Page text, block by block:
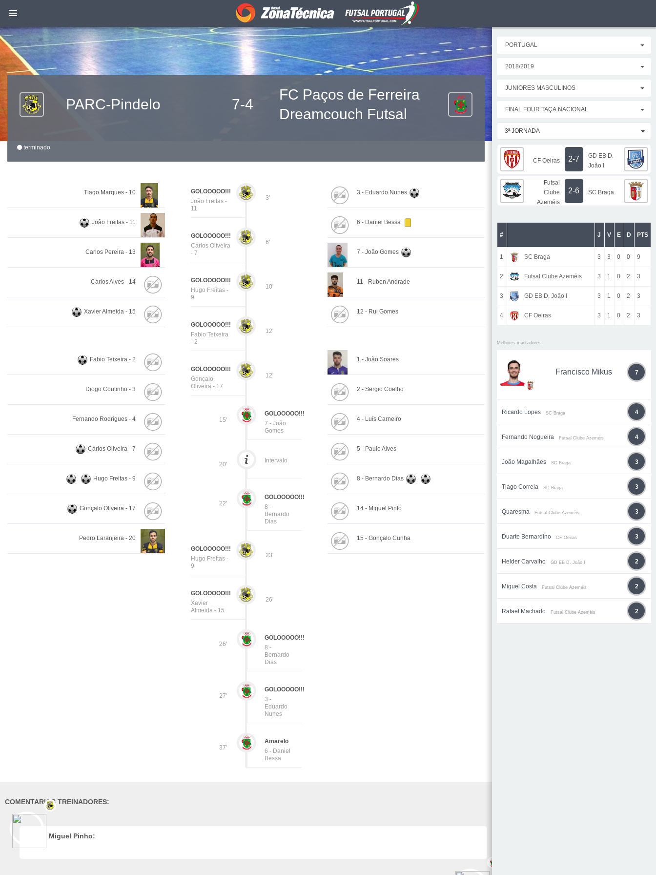
PARC-Pindelo 7-4
FC Paços de Ferreira
Dreamcouch Futsal
terminado
Tiago Marques - 10
João Freitas - 11
Carlos Pereira - 13
Carlos Alves - 14
Xavier Almeida - 15
3'
GOLOOOOO!!!
João Freitas -
11
6'
GOLOOOOO!!!
Carlos Oliveira
- 7
10'
GOLOOOOO!!!
Hugo Freitas -
9
12'
GOLOOOOO!!!
Fabio Teixeira
- 2
12'
GOLOOOOO!!!
Gonçalo
Oliveira - 17
15'
GOLOOOOO!!!
7 - João
Gomes
20'
Intervalo
22'
GOLOOOOO!!!
8 -
Bernardo
Dias
23'
GOLOOOOO!!!
Hugo Freitas -
9
26'
GOLOOOOO!!!
Xavier
Almeida - 15
26'
GOLOOOOO!!!
8 -
Bernardo
Dias
27'
GOLOOOOO!!!
3 -
Eduardo
Nunes
37'
Amarelo
6 - Daniel
Bessa
3 - Eduardo Nunes
6 - Daniel Bessa
7 - João Gomes
11 - Ruben Andrade
12 - Rui Gomes
Fabio Teixeira - 2
Diogo Coutinho - 3
Fernando Rodrigues - 4
Carlos Oliveira - 7
Hugo Freitas - 9
Gonçalo Oliveira - 17
Pedro Laranjeira - 20
1 - João Soares
2 - Sergio Coelho
4 - Luís Carneiro
5 - Paulo Alves
8 - Bernardo Dias
14 - Miguel Pinto
15 - Gonçalo Cunha
COMENTARIOS TREINADORES:
Miguel Pinho:
PORTUGAL
2018/2019
JUNIORES MASCULINOS
FINAL FOUR TAÇA NACIONAL
3ª JORNADA
CF Oeiras 2-7
GD EB D.
João I
Futsal
Clube
Azeméis
2-6 SC Braga
# J V E D PTS
1 SC Braga 3 3 0 0 9
2 Futsal Clube Azeméis 3 1 0 2 3
3 GD EB D. João I 3 1 0 2 3
4 CF Oeiras 3 1 0 2 3
Melhores marcadores
Francisco Mikus 7
Ricardo Lopes SC Braga 4
Fernando Nogueira Futsal Clube Azeméis 4
João Magalhães SC Braga 3
Tiago Correia SC Braga 3
Quaresma Futsal Clube Azeméis 3
Duarte Bernardino CF Oeiras 3
Helder Carvalho GD EB D. João I 2
Miguel Costa Futsal Clube Azeméis 2
Rafael Machado Futsal Clube Azeméis 2